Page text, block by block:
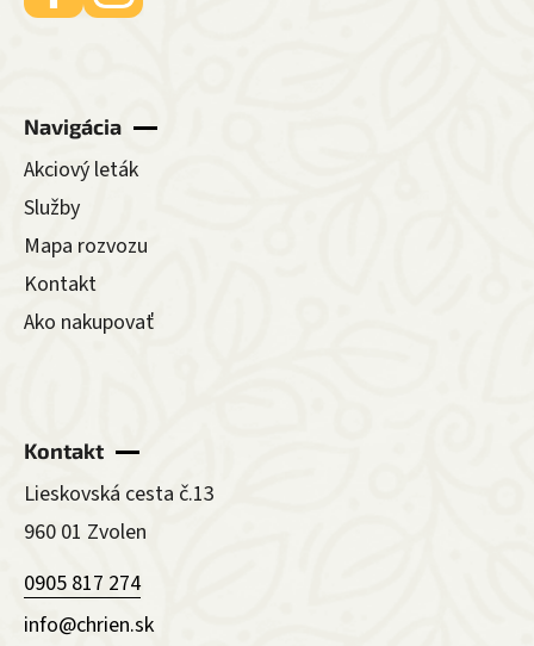
Navigácia
Akciový leták
Služby
Mapa rozvozu
Kontakt
Ako nakupovať
Kontakt
Lieskovská cesta č.13
960 01 Zvolen
0905 817 274
info@chrien.sk